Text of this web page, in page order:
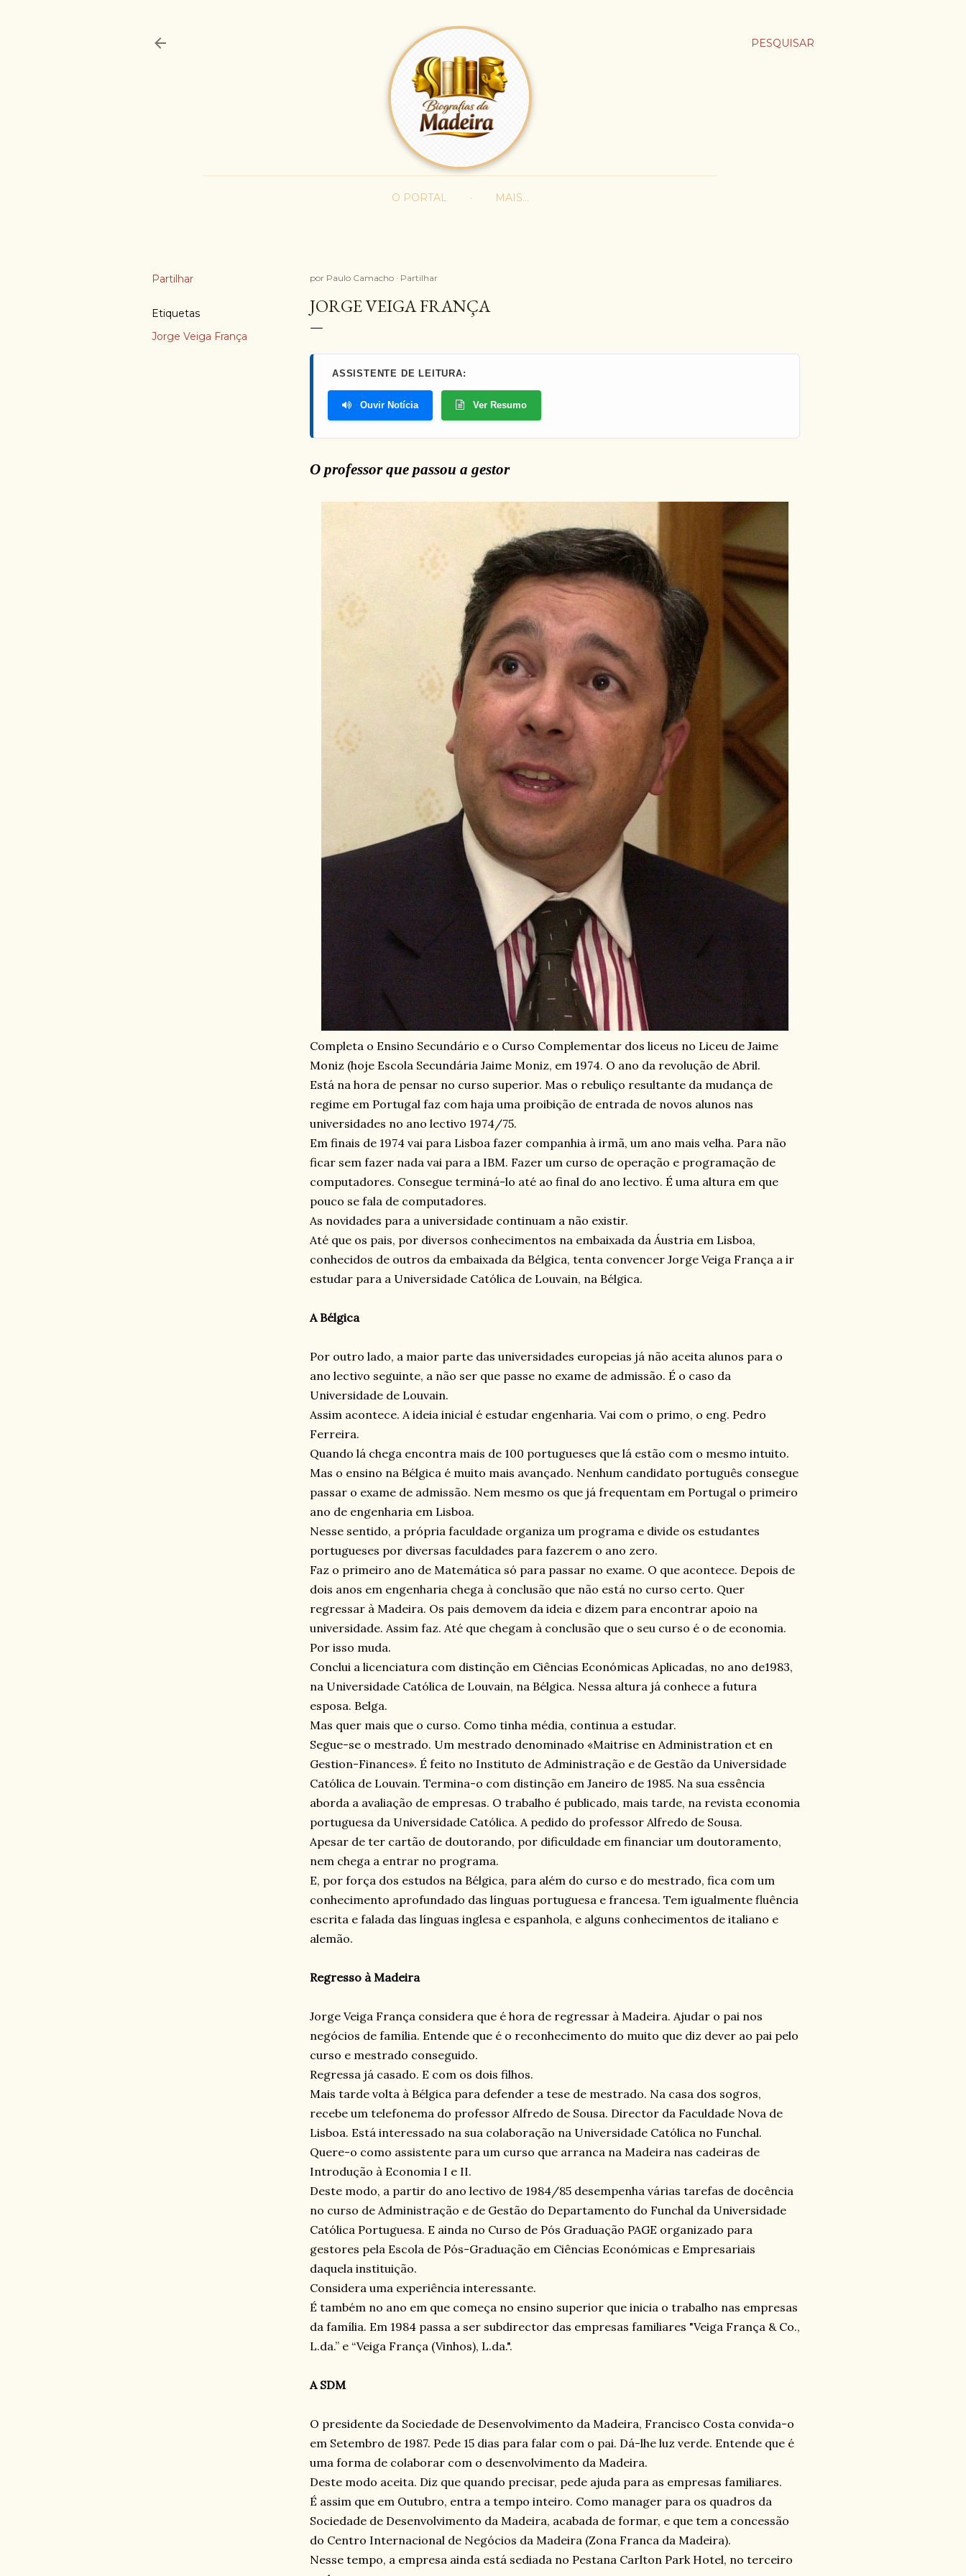
PESQUISAR
O PORTAL MAIS…
Partilhar
Etiquetas
Jorge Veiga França
por Paulo Camacho Partilhar
JORGE VEIGA FRANÇA
ASSISTENTE DE LEITURA:
Ouvir Notícia Ver Resumo
O professor que passou a gestor
Completa o Ensino Secundário e o Curso Complementar dos liceus no Liceu de Jaime
Moniz (hoje Escola Secundária Jaime Moniz, em 1974. O ano da revolução de Abril.
Está na hora de pensar no curso superior. Mas o rebuliço resultante da mudança de
regime em Portugal faz com haja uma proibição de entrada de novos alunos nas
universidades no ano lectivo 1974/75.
Em finais de 1974 vai para Lisboa fazer companhia à irmã, um ano mais velha. Para não
ficar sem fazer nada vai para a IBM. Fazer um curso de operação e programação de
computadores. Consegue terminá-lo até ao final do ano lectivo. É uma altura em que
pouco se fala de computadores.
As novidades para a universidade continuam a não existir.
Até que os pais, por diversos conhecimentos na embaixada da Áustria em Lisboa,
conhecidos de outros da embaixada da Bélgica, tenta convencer Jorge Veiga França a ir
estudar para a Universidade Católica de Louvain, na Bélgica.
A Bélgica
Por outro lado, a maior parte das universidades europeias já não aceita alunos para o
ano lectivo seguinte, a não ser que passe no exame de admissão. É o caso da
Universidade de Louvain.
Assim acontece. A ideia inicial é estudar engenharia. Vai com o primo, o eng. Pedro
Ferreira.
Quando lá chega encontra mais de 100 portugueses que lá estão com o mesmo intuito.
Mas o ensino na Bélgica é muito mais avançado. Nenhum candidato português consegue
passar o exame de admissão. Nem mesmo os que já frequentam em Portugal o primeiro
ano de engenharia em Lisboa.
Nesse sentido, a própria faculdade organiza um programa e divide os estudantes
portugueses por diversas faculdades para fazerem o ano zero.
Faz o primeiro ano de Matemática só para passar no exame. O que acontece. Depois de
dois anos em engenharia chega à conclusão que não está no curso certo. Quer
regressar à Madeira. Os pais demovem da ideia e dizem para encontrar apoio na
universidade. Assim faz. Até que chegam à conclusão que o seu curso é o de economia.
Por isso muda.
Conclui a licenciatura com distinção em Ciências Económicas Aplicadas, no ano de1983,
na Universidade Católica de Louvain, na Bélgica. Nessa altura já conhece a futura
esposa. Belga.
Mas quer mais que o curso. Como tinha média, continua a estudar.
Segue-se o mestrado. Um mestrado denominado «Maitrise en Administration et en
Gestion-Finances». É feito no Instituto de Administração e de Gestão da Universidade
Católica de Louvain. Termina-o com distinção em Janeiro de 1985. Na sua essência
aborda a avaliação de empresas. O trabalho é publicado, mais tarde, na revista economia
portuguesa da Universidade Católica. A pedido do professor Alfredo de Sousa.
Apesar de ter cartão de doutorando, por dificuldade em financiar um doutoramento,
nem chega a entrar no programa.
E, por força dos estudos na Bélgica, para além do curso e do mestrado, fica com um
conhecimento aprofundado das línguas portuguesa e francesa. Tem igualmente fluência
escrita e falada das línguas inglesa e espanhola, e alguns conhecimentos de italiano e
alemão.
Regresso à Madeira
Jorge Veiga França considera que é hora de regressar à Madeira. Ajudar o pai nos
negócios de família. Entende que é o reconhecimento do muito que diz dever ao pai pelo
curso e mestrado conseguido.
Regressa já casado. E com os dois filhos.
Mais tarde volta à Bélgica para defender a tese de mestrado. Na casa dos sogros,
recebe um telefonema do professor Alfredo de Sousa. Director da Faculdade Nova de
Lisboa. Está interessado na sua colaboração na Universidade Católica no Funchal.
Quere-o como assistente para um curso que arranca na Madeira nas cadeiras de
Introdução à Economia I e II.
Deste modo, a partir do ano lectivo de 1984/85 desempenha várias tarefas de docência
no curso de Administração e de Gestão do Departamento do Funchal da Universidade
Católica Portuguesa. E ainda no Curso de Pós Graduação PAGE organizado para
gestores pela Escola de Pós-Graduação em Ciências Económicas e Empresariais
daquela instituição.
Considera uma experiência interessante.
É também no ano em que começa no ensino superior que inicia o trabalho nas empresas
da família. Em 1984 passa a ser subdirector das empresas familiares "Veiga França & Co.,
L.da.” e “Veiga França (Vinhos), L.da.".
A SDM
O presidente da Sociedade de Desenvolvimento da Madeira, Francisco Costa convida-o
em Setembro de 1987. Pede 15 dias para falar com o pai. Dá-lhe luz verde. Entende que é
uma forma de colaborar com o desenvolvimento da Madeira.
Deste modo aceita. Diz que quando precisar, pede ajuda para as empresas familiares.
É assim que em Outubro, entra a tempo inteiro. Como manager para os quadros da
Sociedade de Desenvolvimento da Madeira, acabada de formar, e que tem a concessão
do Centro Internacional de Negócios da Madeira (Zona Franca da Madeira).
Nesse tempo, a empresa ainda está sediada no Pestana Carlton Park Hotel, no terceiro